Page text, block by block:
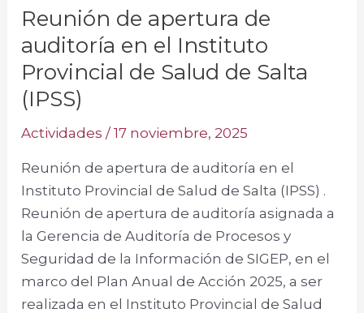
Reunión de apertura de
auditoría en el Instituto
Provincial de Salud de Salta
(IPSS)
Actividades /17 noviembre, 2025
Reunión de apertura de auditoría en el
Instituto Provincial de Salud de Salta (IPSS) .
Reunión de apertura de auditoría asignada a
la Gerencia de Auditoría de Procesos y
Seguridad de la Información de SIGEP, en el
marco del Plan Anual de Acción 2025, a ser
realizada en el Instituto Provincial de Salud
Provincial
de
Salud
de
Salta
(IPSS)